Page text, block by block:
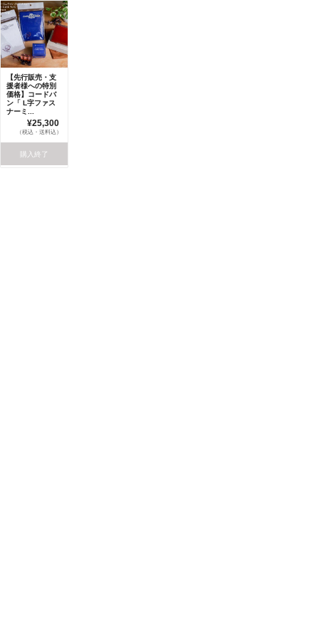
【先行販売・支
援者様への特別
価格】コードバ
ン「 L字ファス
ナーミ...
¥25,300
（税込・送料込）
購入終了